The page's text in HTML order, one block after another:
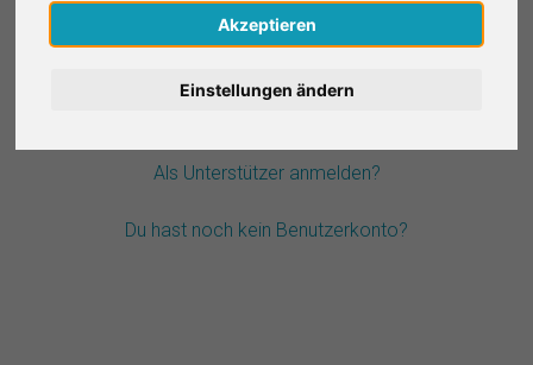
Akzeptieren
Einstellungen ändern
Passwort vergessen?
Als Unterstützer anmelden?
Du hast noch kein Benutzerkonto?
Nederlands